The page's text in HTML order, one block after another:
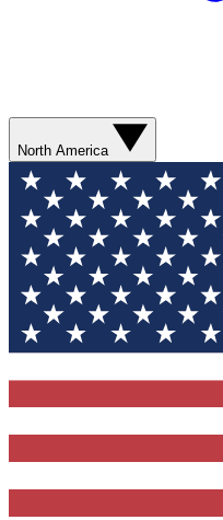
North America